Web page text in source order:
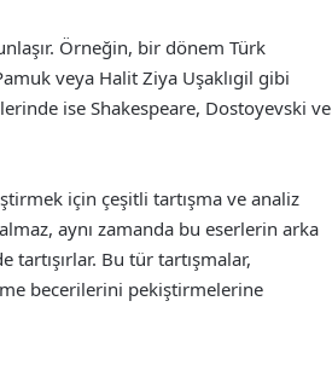
Örneğin, bir dönem Türk
veya Halit Ziya Uşaklıgil gibi
ise Shakespeare, Dostoyevski ve
için çeşitli tartışma ve analiz
aynı zamanda bu eserlerin arka
Bu tür tartışmalar,
becerilerini pekiştirmelerine